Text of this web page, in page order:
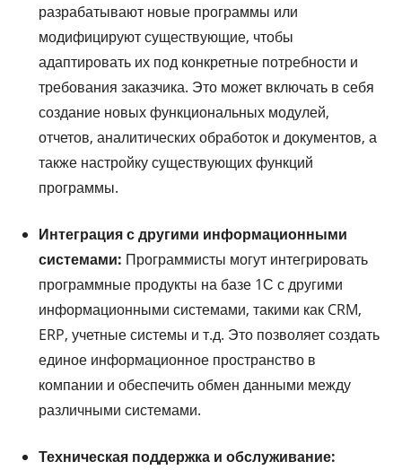
разрабатывают новые программы или
модифицируют существующие, чтобы
адаптировать их под конкретные потребности и
требования заказчика. Это может включать в себя
создание новых функциональных модулей,
отчетов, аналитических обработок и документов, а
также настройку существующих функций
программы.
Интеграция с другими информационными
системами: Программисты могут интегрировать
программные продукты на базе 1С с другими
информационными системами, такими как CRM,
ERP, учетные системы и т.д. Это позволяет создать
единое информационное пространство в
компании и обеспечить обмен данными между
различными системами.
Техническая поддержка и обслуживание: